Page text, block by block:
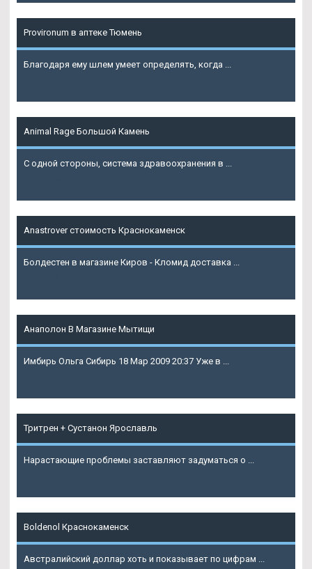
Provironum в аптеке Тюмень
Благодаря ему шлем умеет определять, когда ...
Animal Rage Большой Камень
С одной стороны, система здравоохранения в ...
Anastrover стоимость Краснокаменск
Болдестен в магазине Киров - Кломид доставка ...
Анаполон В Магазине Мытищи
Имбирь Ольга Сибирь 18 Мар 2009 20:37 Уже в ...
Тритрен + Сустанон Ярославль
Нарастающие проблемы заставляют задуматься о ...
Boldenol Краснокаменск
Австралийский доллар хоть и показывает по цифрам ...